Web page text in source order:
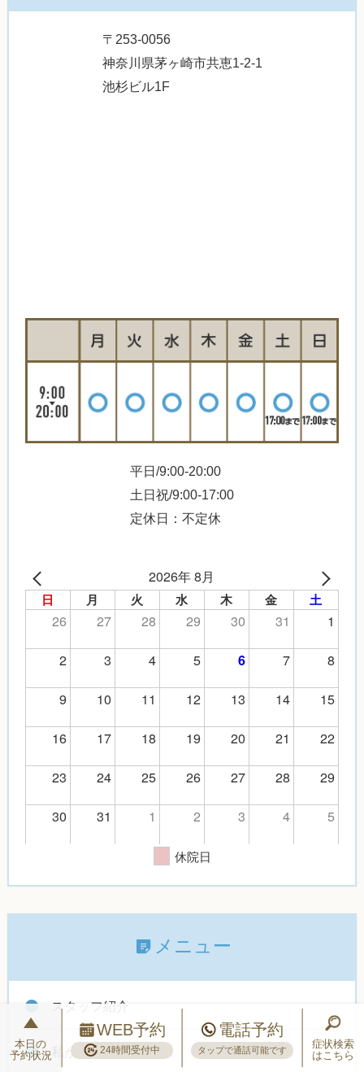
〒253-0056
神奈川県茅ヶ崎市共恵1-2-1
池杉ビル1F
平日/9:00-20:00
土日祝/9:00-17:00
定休日：不定休
2026年 8月
日 月 火 水 木 金 土
26 27 28 29 30 31
1
2
3 4 5 6 7
8
9
10 11 12 13 14
15
16
17 18 19 20 21
22
23
24 25 26 27 28
29
30
31 1 2 3 4 5
休院日
メニュー
スタッフ紹介
私が開院した理由
本日の
予約状況
WEB予約
24時間受付中
電話予約
タップで通話可能です
症状検索
はこちら